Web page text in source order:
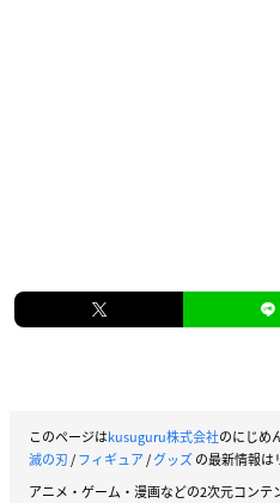
このページはkusuguru株式会社のにじめ
滅の刃/フィギュア/グッズの最新情報は
アニメ・ゲーム・漫画などの2次元コン